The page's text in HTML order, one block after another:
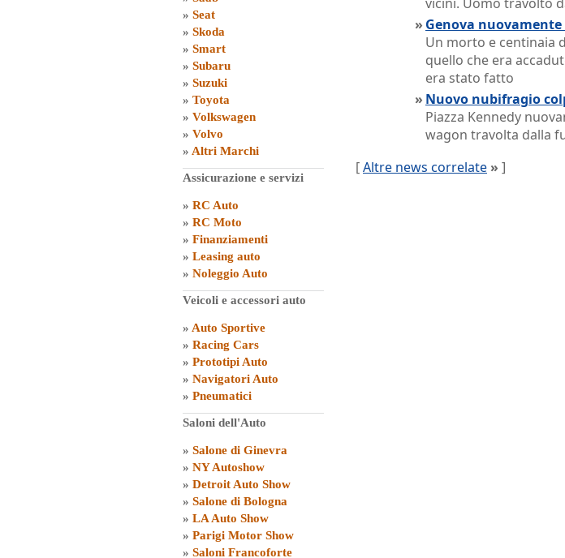
» Seat
» Skoda
» Smart
» Subaru
» Suzuki
» Toyota
» Volkswagen
» Volvo
» Altri Marchi
Assicurazione e servizi
» RC Auto
» RC Moto
» Finanziamenti
» Leasing auto
» Noleggio Auto
Veicoli e accessori auto
» Auto Sportive
» Racing Cars
» Prototipi Auto
» Navigatori Auto
» Pneumatici
Saloni dell'Auto
» Salone di Ginevra
» NY Autoshow
» Detroit Auto Show
» Salone di Bologna
» LA Auto Show
» Parigi Motor Show
» Saloni Francoforte
» Genova
Un morto e centinaia
quello che era
era stato fatto
» Nuovo nubifragio
Piazza Kennedy
wagon travolta dalla
[Altre news correlate » ]